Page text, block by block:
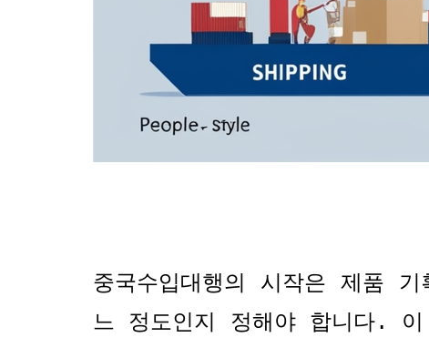
중국수입대행의 시작은 제품 기
느 정도인지 정해야 합니다.